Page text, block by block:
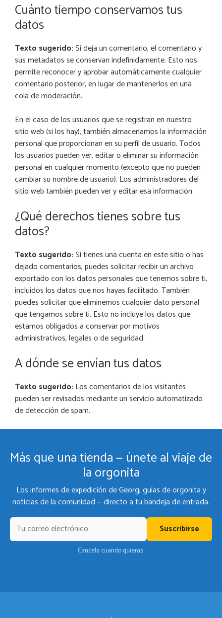
Cuánto tiempo conservamos tus
datos
Texto sugerido:Si deja un comentario, el comentario y
sus metadatos se conservan indefinidamente. Esto nos
permite reconocer y aprobar automáticamente cualquier
comentario posterior, en lugar de mantenerlos en una
cola de moderación.
En el caso de los usuarios que se registran en nuestro
sitio web (si los hay), también almacenamos la información
personal que proporcionan en su perfil de usuario. Todos
los usuarios pueden ver, editar o eliminar su información
personal en cualquier momento (excepto que no pueden
cambiar su nombre de usuario). Los administradores del
sitio web también pueden ver y editar esa información.
¿Qué derechos tienes sobre tus
datos?
Texto sugerido:Si tienes una cuenta en este sitio o has
dejado comentarios, puedes solicitar recibir un archivo
exportado con los datos personales que tenemos sobre ti,
incluidos los datos que nos hayas facilitado. También
puedes solicitar que eliminemos cualquier dato personal
que tengamos sobre ti. Esto no incluye los datos que
estamos obligados a conservar por motivos
administrativos, legales o de seguridad.
A dónde se envían tus datos
Texto sugerido: Los comentarios de los visitantes
pueden ser revisados mediante un servicio automatizado
de detección de spam.
Más que una tienda — únete al viaje de
la orgonita
Los informes de expedición de Georg, guías de orgonita y
noticias de la comunidad — directo a tu bandeja de entrada.
Suscribirse
Cancela cuando quieras.